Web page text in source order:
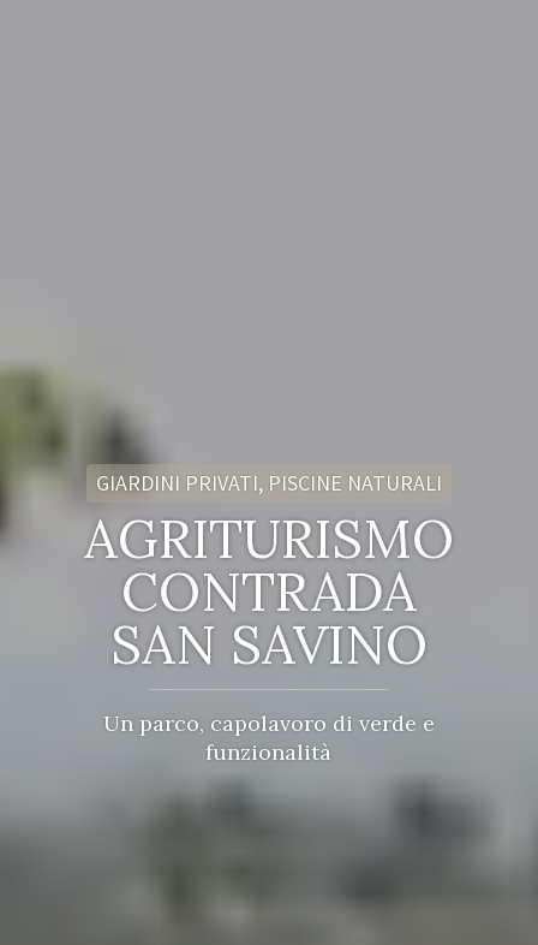
GIARDINI PRIVATI, PISCINE NATURALI
AGRITURISMO
CONTRADA
SAN SAVINO
Un parco, capolavoro di verde e
funzionalità